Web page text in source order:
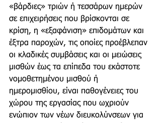
«βάρδιες» τριών ή τεσσάρων ημερών
σε επιχειρήσεις που βρίσκονται σε
κρίση, η «εξαφάνιση» επιδομάτων και
έξτρα παροχών, τις οποίες προέβλεπαν
οι κλαδικές συμβάσεις και οι μειώσεις
μισθών έως τα επίπεδα του εκάστοτε
νομοθετημένου μισθού ή
ημερομισθίου, είναι παθογένειες του
χώρου της εργασίας που ωχριούν
ενώπιον των νέων διευκολύνσεων για